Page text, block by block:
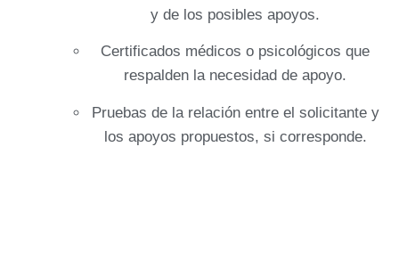
y de los posibles apoyos.
Certificados médicos o psicológicos que
respalden la necesidad de apoyo.
Pruebas de la relación entre el solicitante y
los apoyos propuestos, si corresponde.